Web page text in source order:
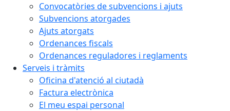
Convocatòries de subvencions i ajuts
Subvencions atorgades
Ajuts atorgats
Ordenances fiscals
Ordenances reguladores i reglaments
Serveis i tràmits
Oficina d'atenció al ciutadà
Factura electrònica
El meu espai personal